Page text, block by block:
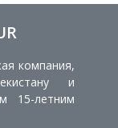
компания,
и
15-летним